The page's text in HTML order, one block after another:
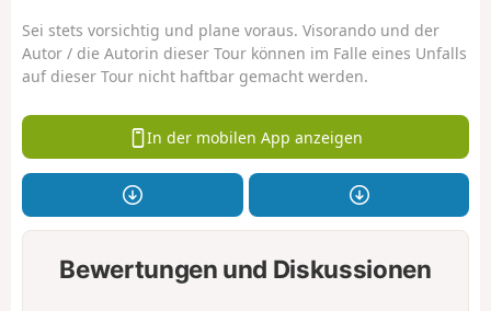
Sei stets vorsichtig und plane voraus. Visorando und der
Autor / die Autorin dieser Tour können im Falle eines Unfalls
auf dieser Tour nicht haftbar gemacht werden.
In der mobilen App anzeigen
Bewertungen und Diskussionen